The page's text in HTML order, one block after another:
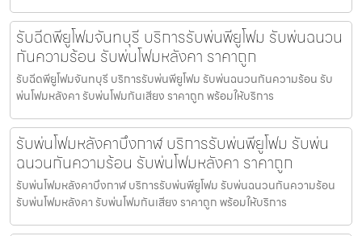
รับฉีดพียูโฟมจันทบุรี บริการรับพ่นพียูโฟม รับพ่นฉนวน
กันความร้อน รับพ่นโฟมหลังคา ราคาถูก
รับฉีดพียูโฟมจันทบุรี บริการรับพ่นพียูโฟม รับพ่นฉนวนกันความร้อน รับ
พ่นโฟมหลังคา รับพ่นโฟมกันเสียง ราคาถูก พร้อมให้บริการ
รับพ่นโฟมหลังคาบึงกาฬ บริการรับพ่นพียูโฟม รับพ่น
ฉนวนกันความร้อน รับพ่นโฟมหลังคา ราคาถูก
รับพ่นโฟมหลังคาบึงกาฬ บริการรับพ่นพียูโฟม รับพ่นฉนวนกันความร้อน
รับพ่นโฟมหลังคา รับพ่นโฟมกันเสียง ราคาถูก พร้อมให้บริการ